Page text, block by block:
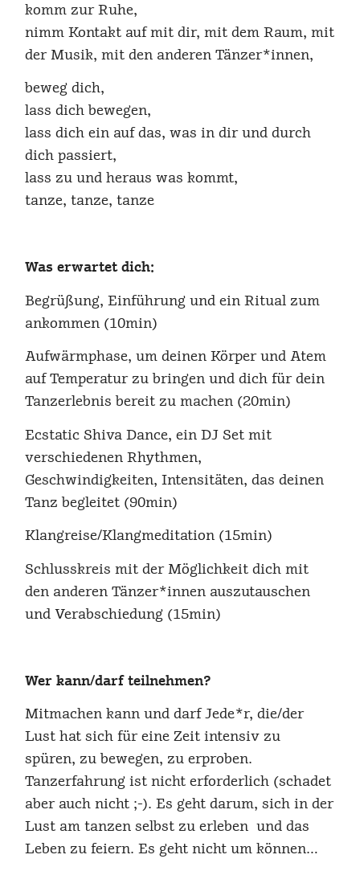
komm zur Ruhe,
nimm Kontakt auf mit dir, mit dem Raum, mit
der Musik, mit den anderen Tänzer*innen,
beweg dich,
lass dich bewegen,
lass dich ein auf das, was in dir und durch
dich passiert,
lass zu und heraus was kommt,
tanze, tanze, tanze
Was erwartet dich:
Begrüßung, Einführung und ein Ritual zum
ankommen (10min)
Aufwärmphase, um deinen Körper und Atem
auf Temperatur zu bringen und dich für dein
Tanzerlebnis bereit zu machen (20min)
Ecstatic Shiva Dance, ein DJ Set mit
verschiedenen Rhythmen,
Geschwindigkeiten, Intensitäten, das deinen
Tanz begleitet (90min)
Klangreise/Klangmeditation (15min)
Schlusskreis mit der Möglichkeit dich mit
den anderen Tänzer*innen auszutauschen
und Verabschiedung (15min)
Wer kann/darf teilnehmen?
Mitmachen kann und darf Jede*r, die/der
Lust hat sich für eine Zeit intensiv zu
spüren, zu bewegen, zu erproben.
Tanzerfahrung ist nicht erforderlich (schadet
aber auch nicht ;-). Es geht darum, sich in der
Lust am tanzen selbst zu erleben und das
Leben zu feiern. Es geht nicht um können…